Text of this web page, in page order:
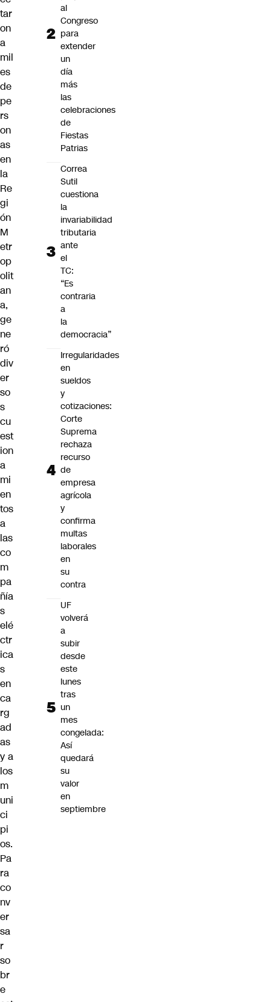
tar
on
a
mil
es
de
pe
rs
on
as
en
la
Re
gi
ón
M
etr
op
olit
an
a,
ge
ne
ró
div
er
so
s
cu
est
ion
a
mi
en
tos
a
las
co
m
pa
ñía
s
elé
ctr
ica
s
en
ca
rg
ad
as
y a
los
m
uni
ci
pi
os.
Pa
ra
co
nv
er
sa
r
so
br
e
al
Congreso
para
extender
un
día
más
las
celebraciones
de
Fiestas
Patrias
Correa
Sutil
cuestiona
la
invariabilidad
tributaria
ante
el
TC:
“Es
contraria
a
la
democracia”
Irregularidades
en
sueldos
y
cotizaciones:
Corte
Suprema
rechaza
recurso
de
empresa
agrícola
y
confirma
multas
laborales
en
su
contra
UF
volverá
a
subir
desde
este
lunes
tras
un
mes
congelada:
Así
quedará
su
valor
en
septiembre